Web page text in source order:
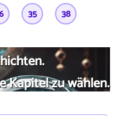
35 38
Kapitel zu wählen.